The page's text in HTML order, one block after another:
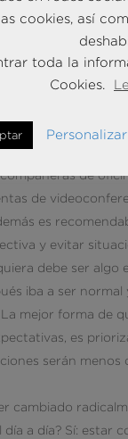
que vas a
a ayudar.
en relación
conectados 24/7/
para pasarte
en tu
de
de
es
y evitar
debe ser algo
iba a ser normal
mejor forma de
es
serán menos
cambiado
a día? Sí: estar
cookies, así
toda la
Cookies.